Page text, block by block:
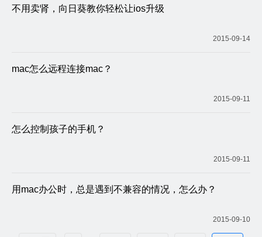
不用卖肾，向日葵教你轻松让ios升级
2015-09-14
mac怎么远程连接mac？
2015-09-11
怎么控制孩子的手机？
2015-09-11
用mac办公时，总是遇到不兼容的情况，怎么办？
2015-09-10